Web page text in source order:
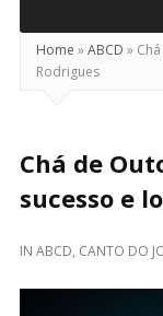
Home »ABCD »
Rodrigues
Chá de
sucesso e
IN ABCD, CANTO DO